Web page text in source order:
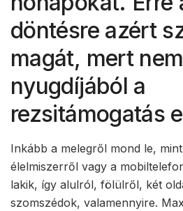
döntésre azért
magát, mert
nyugdíjából a
rezsitámogatás
Inkább a melegről mond le,
élelmiszerről vagy a
lakik, így alulról, fölülről, két
szomszédok, valamennyire.